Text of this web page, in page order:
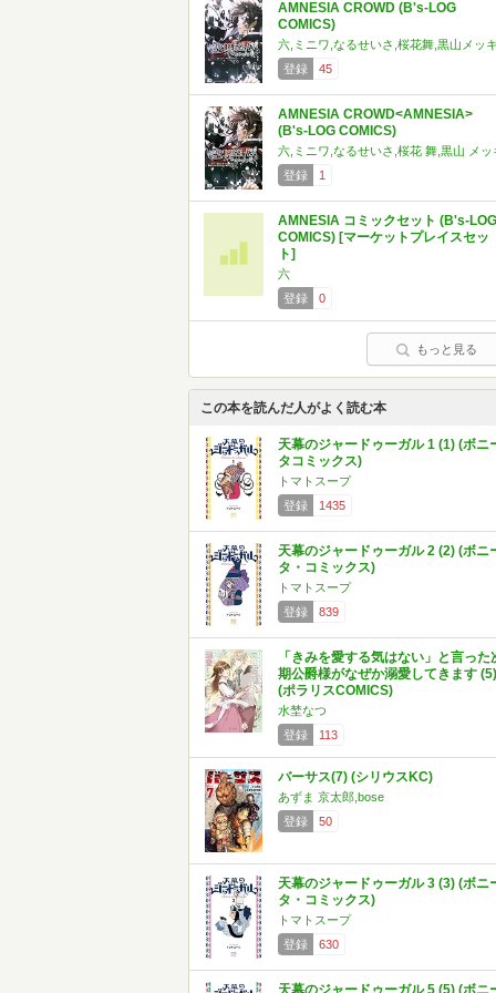
AMNESIA CROWD (B's-LOG
COMICS)
六,ミニワ,なるせいさ,桜花舞,黒山メッキ
登録
45
AMNESIA CROWD<AMNESIA>
(B's-LOG COMICS)
六,ミニワ,なるせいさ,桜花 舞,黒山 メッ
登録
1
AMNESIA コミックセット (B's-LOG
COMICS) [マーケットプレイスセッ
ト]
六
登録
0
もっと見る
この本を読んだ人がよく読む本
天幕のジャードゥーガル 1 (1) (ボニ
タコミックス)
トマトスープ
登録
1435
天幕のジャードゥーガル 2 (2) (ボニ
タ・コミックス)
トマトスープ
登録
839
「きみを愛する気はない」と言った
期公爵様がなぜか溺愛してきます (5)
(ポラリスCOMICS)
水埜なつ
登録
113
バーサス(7) (シリウスKC)
あずま 京太郎,bose
登録
50
天幕のジャードゥーガル 3 (3) (ボニ
タ・コミックス)
トマトスープ
登録
630
天幕のジャードゥーガル 5 (5) (ボニ